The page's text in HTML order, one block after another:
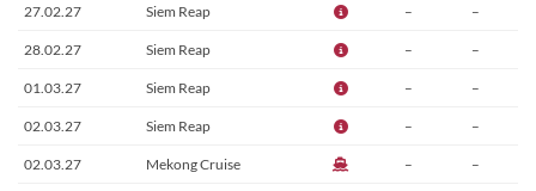
27.02.27 Siem Reap – –
28.02.27 Siem Reap – –
01.03.27 Siem Reap – –
02.03.27 Siem Reap – –
02.03.27 Mekong Cruise – –